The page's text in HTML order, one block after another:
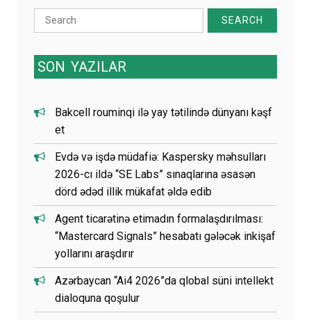
Search
for:
SON YAZILAR
Bakcell rouminqi ilə yay tətilində dünyanı kəşf
et
Evdə və işdə müdafiə: Kaspersky məhsulları
2026-cı ildə “SE Labs” sınaqlarına əsasən
dörd ədəd illik mükafat əldə edib
Agent ticarətinə etimadın formalaşdırılması:
“Mastercard Signals” hesabatı gələcək inkişaf
yollarını araşdırır
Azərbaycan “Ai4 2026”da qlobal süni intellekt
dialoquna qoşulur